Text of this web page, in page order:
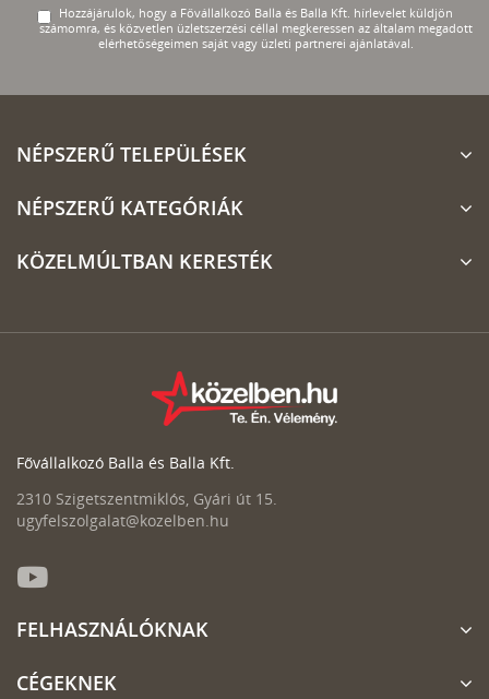
Hozzájárulok, hogy a Fővállalkozó Balla és Balla Kft. hírlevelet küldjön
számomra, és közvetlen üzletszerzési céllal megkeressen az általam megadott
elérhetőségeimen saját vagy üzleti partnerei ajánlatával.
NÉPSZERŰ TELEPÜLÉSEK
NÉPSZERŰ KATEGÓRIÁK
KÖZELMÚLTBAN KERESTÉK
Fővállalkozó Balla és Balla Kft.
2310 Szigetszentmiklós, Gyári út 15.
ugyfelszolgalat@kozelben.hu
FELHASZNÁLÓKNAK
CÉGEKNEK